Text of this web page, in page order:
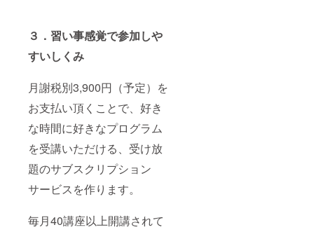
３．習い事感覚で参加しや
すいしくみ
月謝税別3,900円（予定）を
お支払い頂くことで、好き
な時間に好きなプログラム
を受講いただける、受け放
題のサブスクリプション
サービスを作ります。
毎月40講座以上開講されて